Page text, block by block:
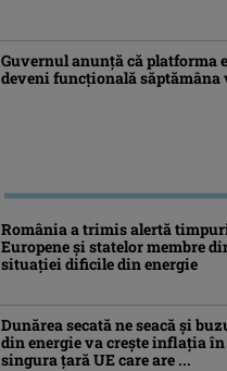
Guvernul anunță că platforma
deveni funcţională
România a trimis alertă
Europene și statelor membre
situației dificile din energie
Dunărea secată ne seacă și
din energie va crește inflația
singura țară UE care are ...